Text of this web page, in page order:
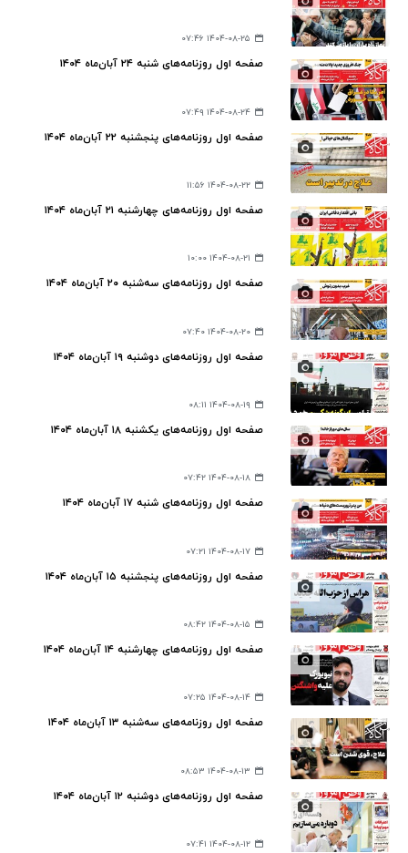
۱۴۰۴-۰۸-۲۵ ۰۷:۴۶
صفحه اول روزنامه‌های شنبه ۲۴ آبان‌ماه ۱۴۰۴
۱۴۰۴-۰۸-۲۴ ۰۷:۴۹
صفحه اول روزنامه‌های پنجشنبه ۲۲ آبان‌ماه ۱۴۰۴
۱۴۰۴-۰۸-۲۲ ۱۱:۵۶
صفحه اول روزنامه‌های چهارشنبه ۲۱ آبان‌ماه ۱۴۰۴
۱۴۰۴-۰۸-۲۱ ۱۰:۰۰
صفحه اول روزنامه‌های سه‌شنبه ۲۰ آبان‌ماه ۱۴۰۴
۱۴۰۴-۰۸-۲۰ ۰۷:۴۰
صفحه اول روزنامه‌های دوشنبه ۱۹ آبان‌ماه ۱۴۰۴
۱۴۰۴-۰۸-۱۹ ۰۸:۱۱
صفحه اول روزنامه‌های یکشنبه ۱۸ آبان‌ماه ۱۴۰۴
۱۴۰۴-۰۸-۱۸ ۰۷:۴۲
صفحه اول روزنامه‌های شنبه ۱۷ آبان‌ماه ۱۴۰۴
۱۴۰۴-۰۸-۱۷ ۰۷:۲۱
صفحه اول روزنامه‌های پنجشنبه ۱۵ آبان‌ماه ۱۴۰۴
۱۴۰۴-۰۸-۱۵ ۰۸:۴۲
صفحه اول روزنامه‌های چهارشنبه ۱۴ آبان‌ماه ۱۴۰۴
۱۴۰۴-۰۸-۱۴ ۰۷:۲۵
صفحه اول روزنامه‌های سه‌شنبه ۱۳ آبان‌ماه ۱۴۰۴
۱۴۰۴-۰۸-۱۳ ۰۸:۵۳
صفحه اول روزنامه‌های دوشنبه ۱۲ آبان‌ماه ۱۴۰۴
۱۴۰۴-۰۸-۱۲ ۰۷:۴۱